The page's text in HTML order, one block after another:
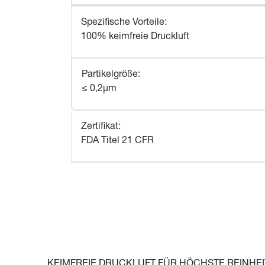
Spezifische Vorteile:
100% keimfreie Druckluft
Partikelgröße:
≤ 0,2μm
Zertifikat:
FDA Titel 21 CFR